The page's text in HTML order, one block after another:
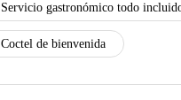
Servicio gastronómico todo
Coctel de bienvenida